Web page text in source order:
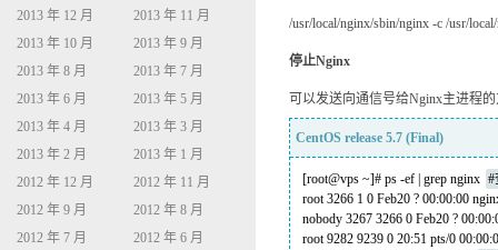
/usr/local/nginx/sbin/nginx -c /usr/
停止Nginx
可以发送向通信号给Nginx主进程
CentOS release 5.7 (Final)
[root@vps ~]# ps -ef | grep nginx #
root 3266 1 0 Feb20 ? 00:00:00
nobody 3267 3266 0 Feb20 ?
root 9282 9239 0 20:51 pts/0
2013 年 12 月
2013 年 11 月
2013 年 10 月
2013 年 9 月
2013 年 8 月
2013 年 7 月
2013 年 6 月
2013 年 5 月
2013 年 4 月
2013 年 3 月
2013 年 2 月
2013 年 1 月
2012 年 12 月
2012 年 11 月
2012 年 9 月
2012 年 8 月
2012 年 7 月
2012 年 6 月